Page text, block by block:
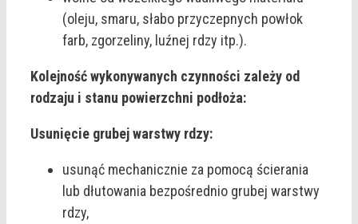
(oleju, smaru, słabo przyczepnych powłok
farb, zgorzeliny, luźnej rdzy itp.).
Kolejność wykonywanych czynności zależy od
rodzaju i stanu powierzchni podłoża:
Usunięcie grubej warstwy rdzy:
usunąć mechanicznie za pomocą ścierania
lub dłutowania bezpośrednio grubej warstwy
rdzy,